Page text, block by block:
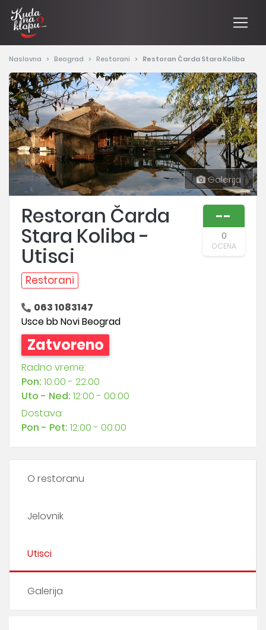
Naslovna Beograd Restorani Restoran Čarda Stara Koliba
Galerija
Restoran Čarda
Stara Koliba -
Utisci
Restorani
063 1083147
Usce bb Novi Beograd
Zatvoreno
Radno vreme:
Pon: 10:00 - 22:00
Uto - Ned: 12:00 - 00:00
Dostava
Pon - Pet: 12:00 - 00:00
--
0
OCENA
O restoranu
Jelovnik
Utisci
Galerija